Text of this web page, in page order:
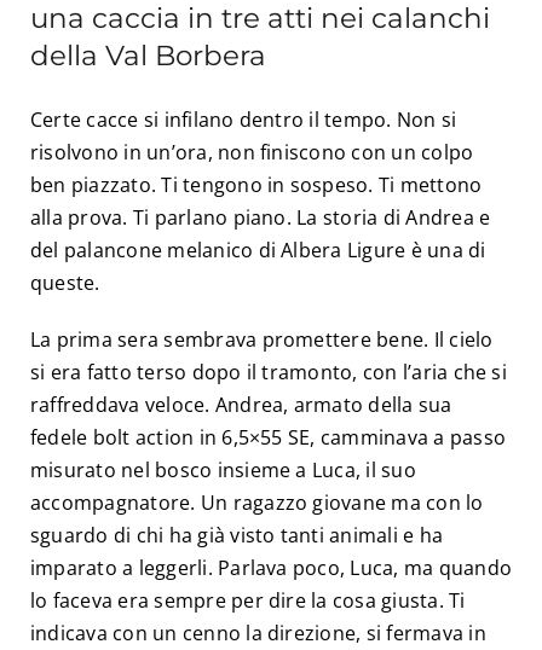
una caccia in tre atti nei calanchi
della Val Borbera
Certe cacce si infilano dentro il tempo. Non si
risolvono in un’ora, non finiscono con un colpo
ben piazzato. Ti tengono in sospeso. Ti mettono
alla prova. Ti parlano piano. La storia di Andrea e
del palancone melanico di Albera Ligure è una di
queste.
La prima sera sembrava promettere bene. Il cielo
si era fatto terso dopo il tramonto, con l’aria che si
raffreddava veloce. Andrea, armato della sua
fedele bolt action in 6,5×55 SE, camminava a passo
misurato nel bosco insieme a Luca, il suo
accompagnatore. Un ragazzo giovane ma con lo
sguardo di chi ha già visto tanti animali e ha
imparato a leggerli. Parlava poco, Luca, ma quando
lo faceva era sempre per dire la cosa giusta. Ti
indicava con un cenno la direzione, si fermava in